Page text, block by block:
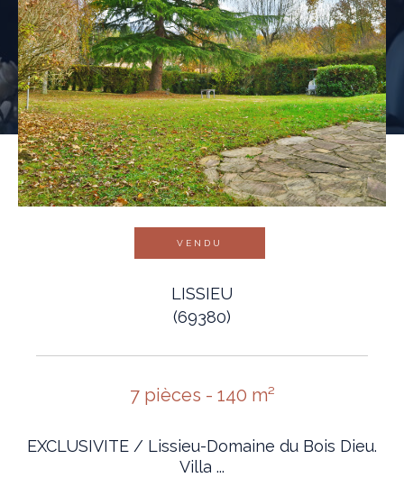
VENDU
LISSIEU
(69380)
7 pièces - 140 m²
EXCLUSIVITE / Lissieu-Domaine du Bois Dieu.
Villa ...